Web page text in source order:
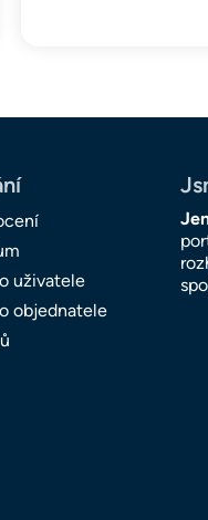
uživatele
objednatele